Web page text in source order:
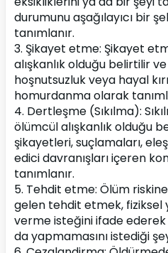
durumunu aşağılayıcı bir
tanımlanır.
3. Şikayet etme: Şikayet
alışkanlık olduğu belirtilir
hoşnutsuzluk veya hayal
homurdanma olarak
4. Dertleşme (Sıkılma):
ölümcül alışkanlık olduğu
şikayetleri, suçlamaları,
edici davranışları içeren
tanımlanır.
5. Tehdit etme: Ölüm
gelen tehdit etmek, fiziksel
verme isteğini ifade ederek
da yapmamasını istediği